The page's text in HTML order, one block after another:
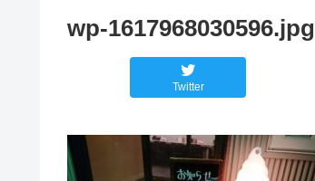
wp-1617968030596.jpg
Twitter